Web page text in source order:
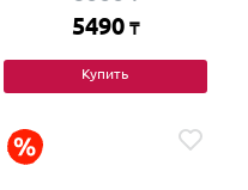
5490 ₸
Купить